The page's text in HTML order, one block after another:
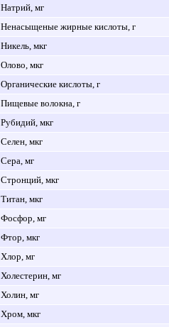
Натрий, мг
Ненасыщеные жирные кислоты, г
Никель, мкг
Олово, мкг
Органические кислоты, г
Пищевые волокна, г
Рубидий, мкг
Селен, мкг
Сера, мг
Стронций, мкг
Титан, мкг
Фосфор, мг
Фтор, мкг
Хлор, мг
Холестерин, мг
Холин, мг
Хром, мкг